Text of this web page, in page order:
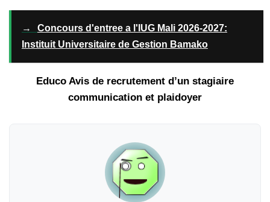
→
Concours d'entree a l'IUG Mali 2026-2027:
Instituit Universitaire de Gestion Bamako
Educo Avis de recrutement d’un stagiaire
communication et plaidoyer